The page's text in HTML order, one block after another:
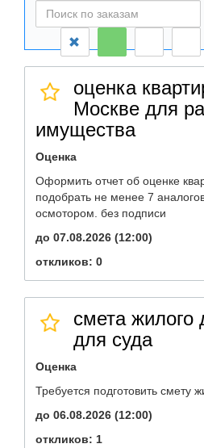
оценка
Москве для
имущества
Оценка
Оформить отчет об оценке
подобрать не менее 7
осмотором. без подписи
до 07.08.2026 (12:00)
откликов: 0
смета жилого
для суда
Оценка
Требуется подготовить смету
до 06.08.2026 (12:00)
откликов: 1